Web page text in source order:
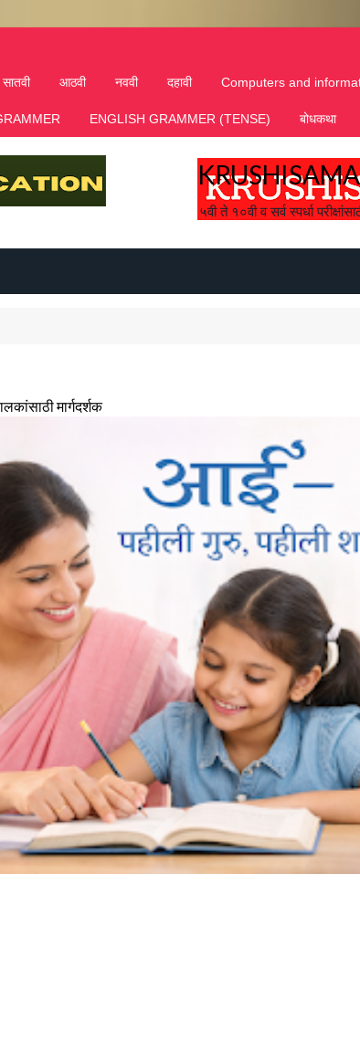
सातवी आठवी नववी दहावी Computers and
ENGLISH GRAMMER (TENSE) बोधकथा
५वी ते १०वी व सर्व स्पर्धा
मार्गदर्शक